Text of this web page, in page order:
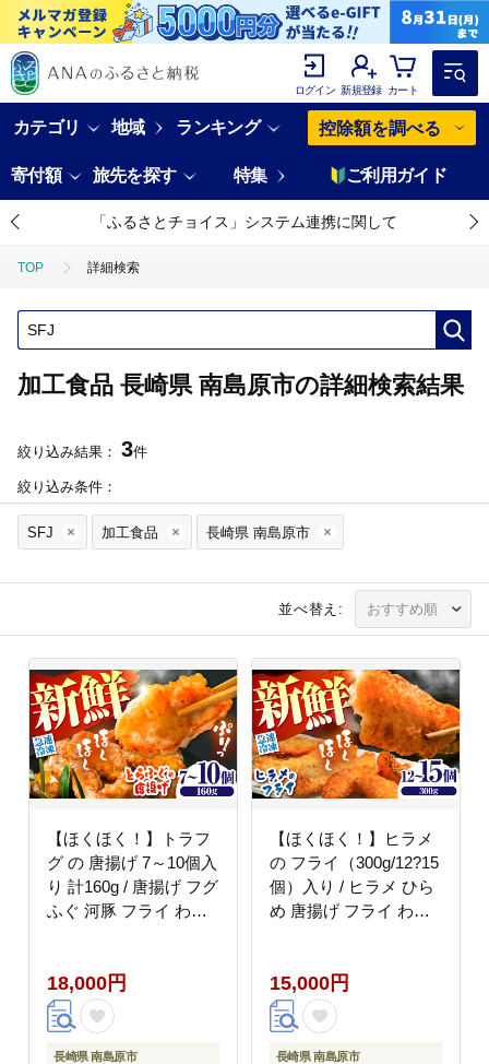
ログイン 新規登録 カート
カテゴリ 地域 ランキング 控除額を調べる
寄付額 旅先を探す 特集 ご利用ガイド
「ふるさとチョイス」システム連携に関して
TOP 詳細検索
加工食品 長崎県 南島原市の詳細検索結果
絞り込み結果： 3件
絞り込み条件：
SFJ 加工食品 長崎県 南島原市
並べ替え:
【ほくほく！】トラフ
グ の 唐揚げ 7～10個入
り 計160g / 唐揚げ フグ
ふぐ 河豚 フライ わさ
FUKUNOTANE
[SFJ028]
18,000円
長崎県 南島原市
【ほくほく！】ヒラメ
の フライ（300g/12?15
個）入り / ヒラメ ひら
め 唐揚げ フライ わさ
FUKUNOTANE
[SFJ029]
15,000円
長崎県 南島原市